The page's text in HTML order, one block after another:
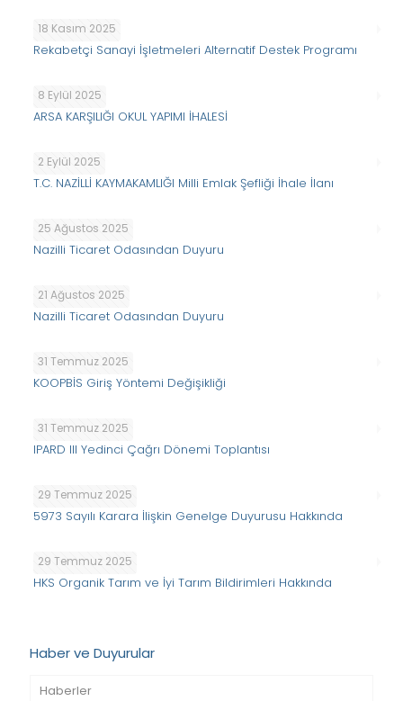
18 Kasım 2025
Rekabetçi Sanayi İşletmeleri Alternatif Destek Programı
8 Eylül 2025
ARSA KARŞILIĞI OKUL YAPIMI İHALESİ
2 Eylül 2025
T.C. NAZİLLİ KAYMAKAMLIĞI Milli Emlak Şefliği İhale İlanı
25 Ağustos 2025
Nazilli Ticaret Odasından Duyuru
21 Ağustos 2025
Nazilli Ticaret Odasından Duyuru
31 Temmuz 2025
KOOPBİS Giriş Yöntemi Değişikliği
31 Temmuz 2025
IPARD III Yedinci Çağrı Dönemi Toplantısı
29 Temmuz 2025
5973 Sayılı Karara İlişkin Genelge Duyurusu Hakkında
29 Temmuz 2025
HKS Organik Tarım ve İyi Tarım Bildirimleri Hakkında
Haber ve Duyurular
Haberler